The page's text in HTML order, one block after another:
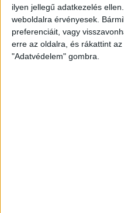
ilyen jellegű adatkezelés
weboldalra érvényesek.
preferenciáit, vagy
erre az oldalra, és rákattint
"Adatvédelem" gombra.
-
DVSC
GYEREK
+
Cikkszám:N/A Kategóriák: